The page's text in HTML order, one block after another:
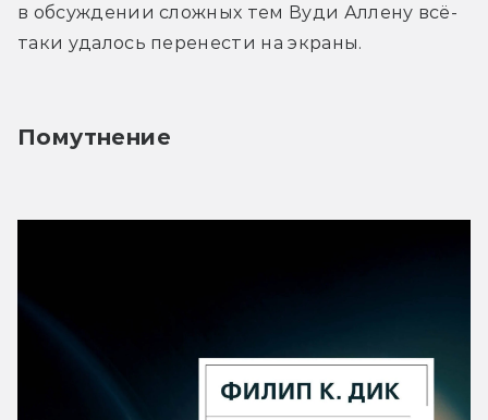
в обсуждении сложных тем Вуди Аллену всё-
таки удалось перенести на экраны.
Помутнение